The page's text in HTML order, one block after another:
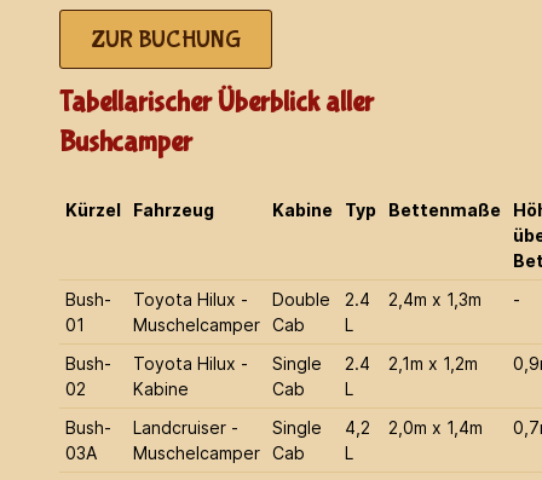
ZUR BUCHUNG
Tabellarischer Überblick aller
Bushcamper
Kürzel Fahrzeug Kabine Typ Bettenmaße
Bush-
01
Toyota Hilux -
Muschelcamper
Double
Cab
2.4
L
2,4m x 1,3m -
Bush-
02
Toyota Hilux -
Kabine
Single
Cab
2.4
L
2,1m x 1,2m
Bush-
03A
Landcruiser -
Muschelcamper
Single
Cab
4,2
L
2,0m x 1,4m